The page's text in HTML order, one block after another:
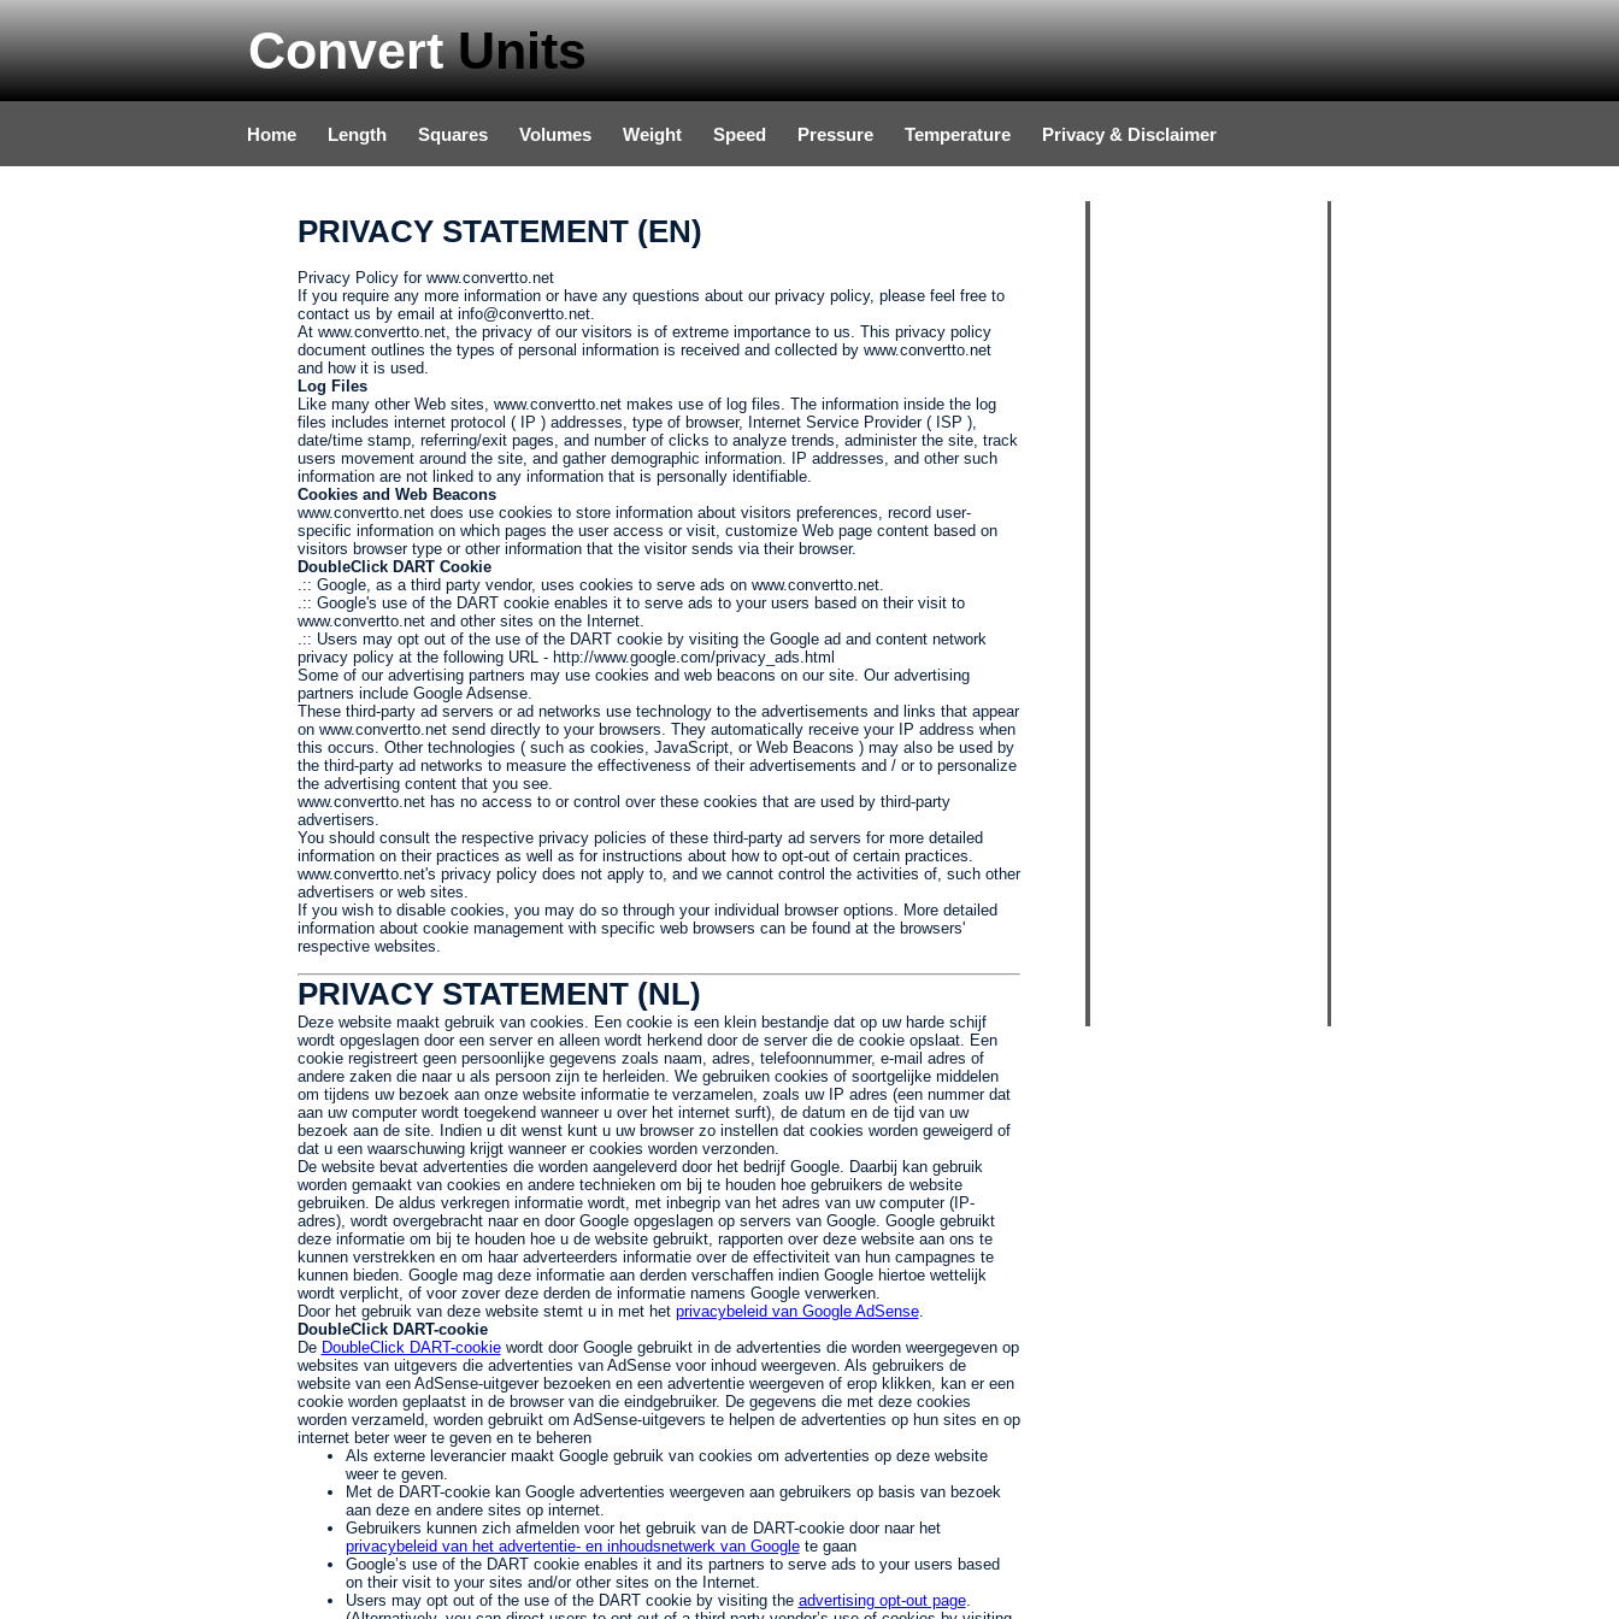
ConvertUnits
Home Length Squares Volumes Weight Speed Pressure Temperature Privacy & Disclaimer
PRIVACY STATEMENT (EN)
Privacy Policy for www.convertto.net
If you require any more information or have any questions about our privacy policy, please feel free to
contact us by email at info@convertto.net.
At www.convertto.net, the privacy of our visitors is of extreme importance to us. This privacy policy
document outlines the types of personal information is received and collected by www.convertto.net
and how it is used.
Log Files
Like many other Web sites, www.convertto.net makes use of log files. The information inside the log
files includes internet protocol ( IP ) addresses, type of browser, Internet Service Provider ( ISP ),
date/time stamp, referring/exit pages, and number of clicks to analyze trends, administer the site, track
users movement around the site, and gather demographic information. IP addresses, and other such
information are not linked to any information that is personally identifiable.
Cookies and Web Beacons
www.convertto.net does use cookies to store information about visitors preferences, record user-
specific information on which pages the user access or visit, customize Web page content based on
visitors browser type or other information that the visitor sends via their browser.
DoubleClick DART Cookie
.:: Google, as a third party vendor, uses cookies to serve ads on www.convertto.net.
.:: Google's use of the DART cookie enables it to serve ads to your users based on their visit to
www.convertto.net and other sites on the Internet.
.:: Users may opt out of the use of the DART cookie by visiting the Google ad and content network
privacy policy at the following URL - http://www.google.com/privacy_ads.html
Some of our advertising partners may use cookies and web beacons on our site. Our advertising
partners include Google Adsense.
These third-party ad servers or ad networks use technology to the advertisements and links that appear
on www.convertto.net send directly to your browsers. They automatically receive your IP address when
this occurs. Other technologies ( such as cookies, JavaScript, or Web Beacons ) may also be used by
the third-party ad networks to measure the effectiveness of their advertisements and / or to personalize
the advertising content that you see.
www.convertto.net has no access to or control over these cookies that are used by third-party
advertisers.
You should consult the respective privacy policies of these third-party ad servers for more detailed
information on their practices as well as for instructions about how to opt-out of certain practices.
www.convertto.net's privacy policy does not apply to, and we cannot control the activities of, such other
advertisers or web sites.
If you wish to disable cookies, you may do so through your individual browser options. More detailed
information about cookie management with specific web browsers can be found at the browsers'
respective websites.
PRIVACY STATEMENT (NL)
Deze website maakt gebruik van cookies. Een cookie is een klein bestandje dat op uw harde schijf
wordt opgeslagen door een server en alleen wordt herkend door de server die de cookie opslaat. Een
cookie registreert geen persoonlijke gegevens zoals naam, adres, telefoonnummer, e-mail adres of
andere zaken die naar u als persoon zijn te herleiden. We gebruiken cookies of soortgelijke middelen
om tijdens uw bezoek aan onze website informatie te verzamelen, zoals uw IP adres (een nummer dat
aan uw computer wordt toegekend wanneer u over het internet surft), de datum en de tijd van uw
bezoek aan de site. Indien u dit wenst kunt u uw browser zo instellen dat cookies worden geweigerd of
dat u een waarschuwing krijgt wanneer er cookies worden verzonden.
De website bevat advertenties die worden aangeleverd door het bedrijf Google. Daarbij kan gebruik
worden gemaakt van cookies en andere technieken om bij te houden hoe gebruikers de website
gebruiken. De aldus verkregen informatie wordt, met inbegrip van het adres van uw computer (IP-
adres), wordt overgebracht naar en door Google opgeslagen op servers van Google. Google gebruikt
deze informatie om bij te houden hoe u de website gebruikt, rapporten over deze website aan ons te
kunnen verstrekken en om haar adverteerders informatie over de effectiviteit van hun campagnes te
kunnen bieden. Google mag deze informatie aan derden verschaffen indien Google hiertoe wettelijk
wordt verplicht, of voor zover deze derden de informatie namens Google verwerken.
Door het gebruik van deze website stemt u in met het privacybeleid van Google AdSense.
DoubleClick DART-cookie
De DoubleClick DART-cookiewordt door Google gebruikt in de advertenties die worden weergegeven op
websites van uitgevers die advertenties van AdSense voor inhoud weergeven. Als gebruikers de
website van een AdSense-uitgever bezoeken en een advertentie weergeven of erop klikken, kan er een
cookie worden geplaatst in de browser van die eindgebruiker. De gegevens die met deze cookies
worden verzameld, worden gebruikt om AdSense-uitgevers te helpen de advertenties op hun sites en op
internet beter weer te geven en te beheren
Als externe leverancier maakt Google gebruik van cookies om advertenties op deze website
weer te geven.
Met de DART-cookie kan Google advertenties weergeven aan gebruikers op basis van bezoek
aan deze en andere sites op internet.
Gebruikers kunnen zich afmelden voor het gebruik van de DART-cookie door naar het
privacybeleid van het advertentie- en inhoudsnetwerk van Googlete gaan
Google’s use of the DART cookie enables it and its partners to serve ads to your users based
on their visit to your sites and/or other sites on the Internet.
Users may opt out of the use of the DART cookie by visiting the advertising opt-out page.